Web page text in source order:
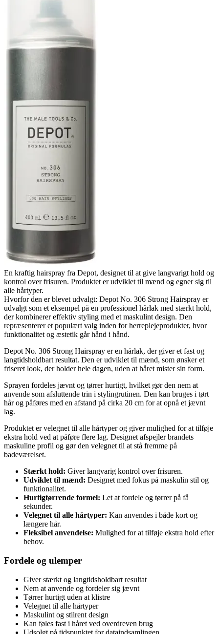
En kraftig hairspray fra Depot, designet til at give langvarigt hold og
kontrol over frisuren. Produktet er udviklet til mænd og egner sig til
alle hårtyper.
Hvorfor den er blevet udvalgt: Depot No. 306 Strong Hairspray er
udvalgt som et eksempel på en professionel hårlak med stærkt hold,
der kombinerer effektiv styling med et maskulint design. Den
repræsenterer et populært valg inden for herreplejeprodukter, hvor
funktionalitet og æstetik går hånd i hånd.
Depot No. 306 Strong Hairspray er en hårlak, der giver et fast og
langtidsholdbart resultat. Den er udviklet til mænd, som ønsker et
friseret look, der holder hele dagen, uden at håret mister sin form.
Sprayen fordeles jævnt og tørrer hurtigt, hvilket gør den nem at
anvende som afsluttende trin i stylingrutinen. Den kan bruges i tørt
hår og påføres med en afstand på cirka 20 cm for at opnå et jævnt
lag.
Produktet er velegnet til alle hårtyper og giver mulighed for at tilføje
ekstra hold ved at påføre flere lag. Designet afspejler brandets
maskuline profil og gør den velegnet til at stå fremme på
badeværelset.
Stærkt hold: Giver langvarig kontrol over frisuren.
Udviklet til mænd: Designet med fokus på maskulin stil og
funktionalitet.
Hurtigtørrende formel: Let at fordele og tørrer på få
sekunder.
Velegnet til alle hårtyper: Kan anvendes i både kort og
længere hår.
Fleksibel anvendelse: Mulighed for at tilføje ekstra hold efter
behov.
Fordele og ulemper
Giver stærkt og langtidsholdbart resultat
Nem at anvende og fordeler sig jævnt
Tørrer hurtigt uden at klistre
Velegnet til alle hårtyper
Maskulint og stilrent design
Kan føles fast i håret ved overdreven brug
Udsolgt på tidspunktet for dataindsamlingen